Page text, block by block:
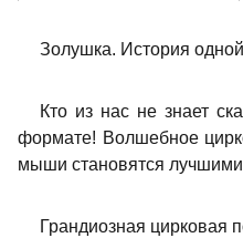
Золушка. История
Кто из нас не знает
формате! Волшебное
мыши становятся лучшими
Грандиозная цирковая